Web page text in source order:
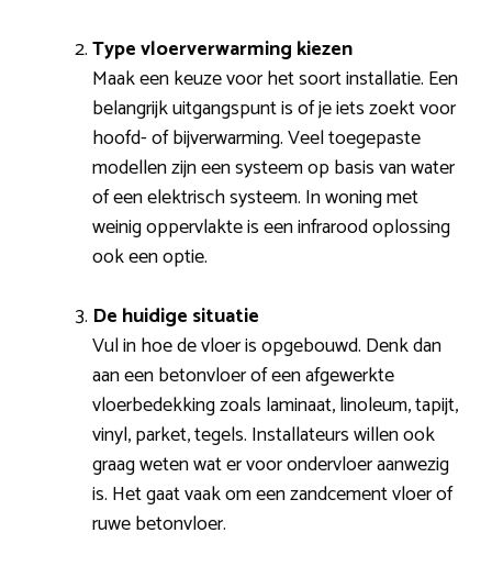
Type vloerverwarming kiezen
Maak een keuze voor het soort installatie. Een
belangrijk uitgangspunt is of je iets zoekt voor
hoofd- of bijverwarming. Veel toegepaste
modellen zijn een systeem op basis van water
of een elektrisch systeem. In woning met
weinig oppervlakte is een infrarood oplossing
ook een optie.
De huidige situatie
Vul in hoe de vloer is opgebouwd. Denk dan
aan een betonvloer of een afgewerkte
vloerbedekking zoals laminaat, linoleum, tapijt,
vinyl, parket, tegels. Installateurs willen ook
graag weten wat er voor ondervloer aanwezig
is. Het gaat vaak om een zandcement vloer of
ruwe betonvloer.